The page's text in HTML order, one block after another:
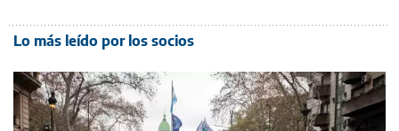
Lo más leído por los socios